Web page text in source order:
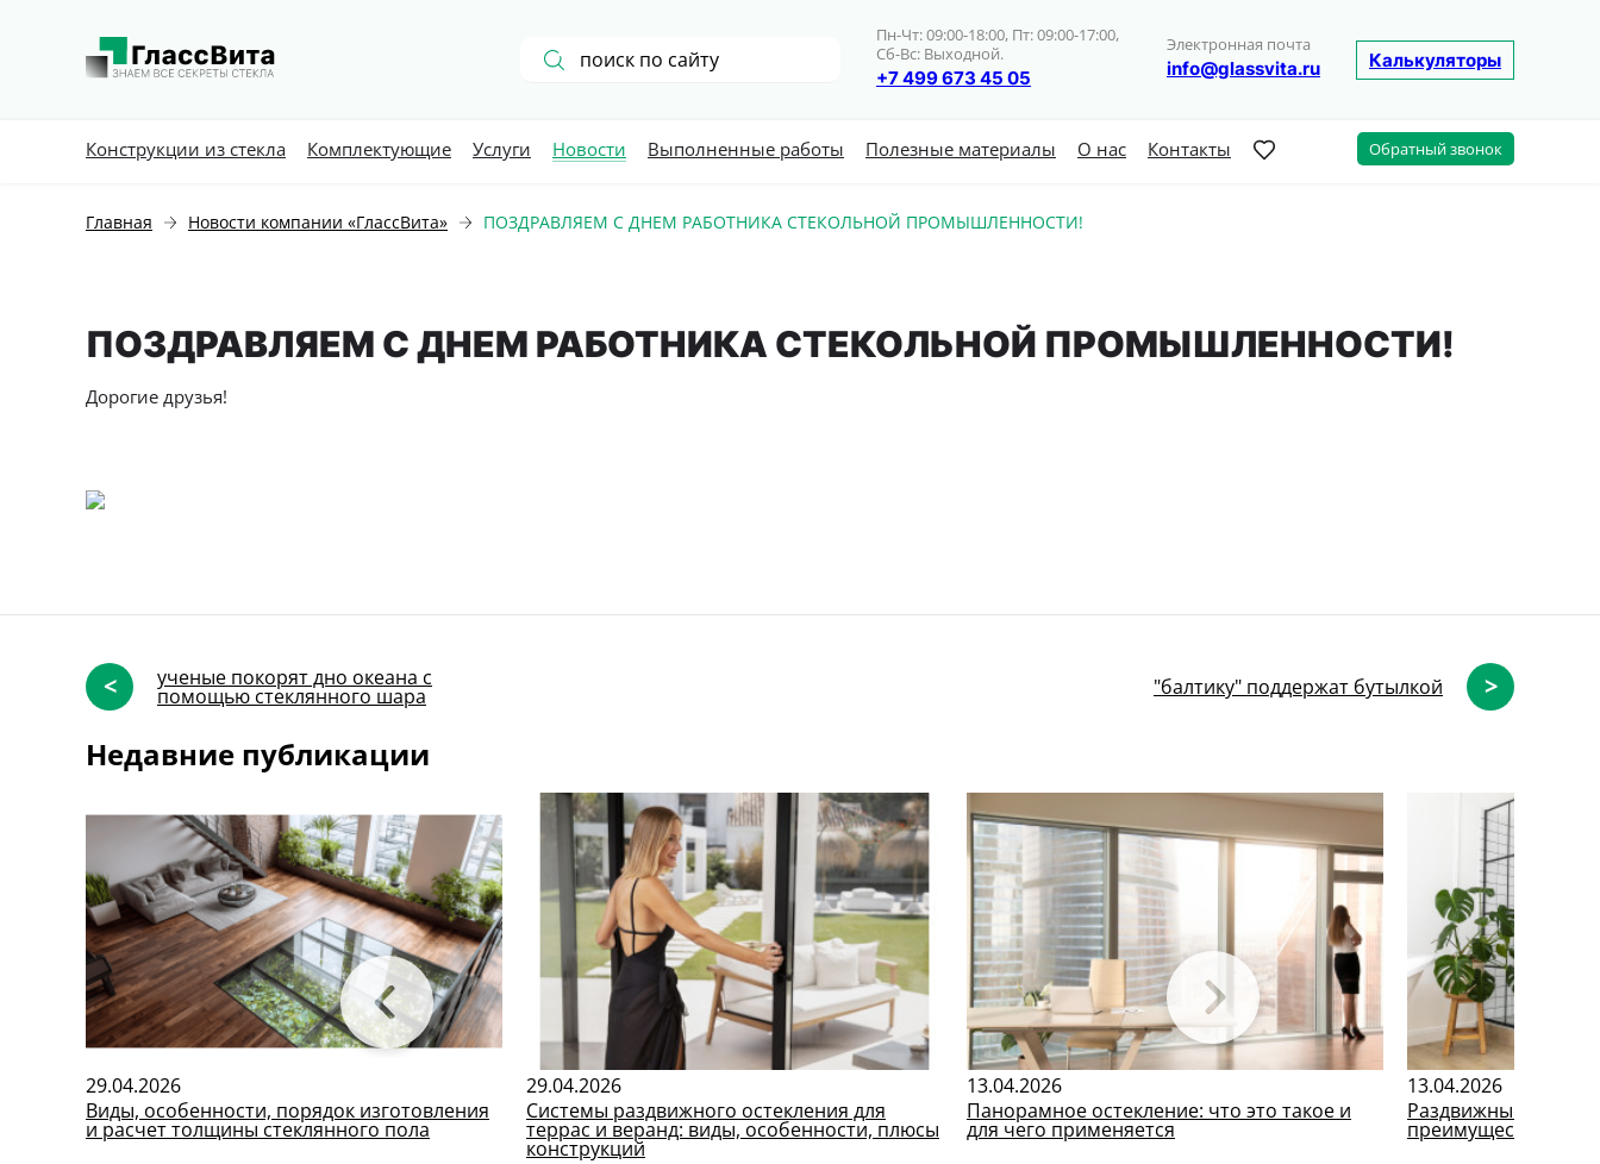
Пн-Чт: 09:00-18:00, Пт: 09:00-17:00,
Сб-Вс: Выходной.
+7 499 673 45 05
Электронная почта
info@glassvita.ru Калькуляторы
Конструкции из стекла Комплектующие Услуги Новости Выполненные работы Полезные материалы О нас Контакты Обратный звонок
Главная Новости компании «ГлассВита» ПОЗДРАВЛЯЕМ С ДНЕМ РАБОТНИКА СТЕКОЛЬНОЙ ПРОМЫШЛЕННОСТИ!
ПОЗДРАВЛЯЕМ С ДНЕМ РАБОТНИКА СТЕКОЛЬНОЙ ПРОМЫШЛЕННОСТИ!
Дорогие друзья!
< ученые покорят дно океана с
помощью стеклянного шара "балтику" поддержат бутылкой >
Недавние публикации
29.04.2026
Виды, особенности, порядок изготовления
и расчет толщины стеклянного пола
29.04.2026
Системы раздвижного остекления для
террас и веранд: виды, особенности, плюсы
конструкций
13.04.2026
Панорамное остекление: что это такое и
для чего применяется
13.04.2026
Раздвижные
преимущества